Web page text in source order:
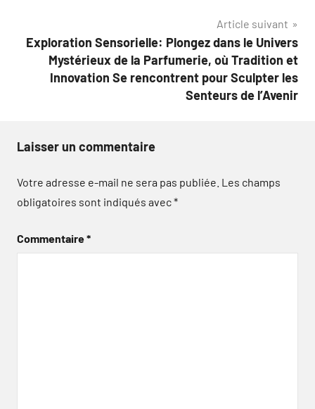
Article suivant
Exploration Sensorielle: Plongez dans le Univers
Mystérieux de la Parfumerie, où Tradition et
Innovation Se rencontrent pour Sculpter les
Senteurs de l’Avenir
Laisser un commentaire
Votre adresse e-mail ne sera pas publiée. Les champs
obligatoires sont indiqués avec*
Commentaire*